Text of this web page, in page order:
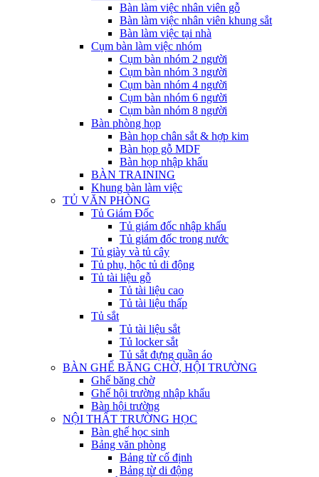
Bàn làm việc nhân viên gỗ
Bàn làm việc nhân viên khung sắt
Bàn làm việc tại nhà
Cụm bàn làm việc nhóm
Cụm bàn nhóm 2 người
Cụm bàn nhóm 3 người
Cụm bàn nhóm 4 người
Cụm bàn nhóm 6 người
Cụm bàn nhóm 8 người
Bàn phòng họp
Bàn họp chân sắt & hợp kim
Bàn họp gỗ MDF
Bàn họp nhập khẩu
BÀN TRAINING
Khung bàn làm việc
TỦ VĂN PHÒNG
Tủ Giám Đốc
Tủ giám đốc nhập khẩu
Tủ giám đốc trong nước
Tủ giày và tủ cây
Tủ phụ, hộc tủ di động
Tủ tài liệu gỗ
Tủ tài liệu cao
Tủ tài liệu thấp
Tủ sắt
Tủ tài liệu sắt
Tủ locker sắt
Tủ sắt đựng quần áo
BÀN GHẾ BĂNG CHỜ, HỘI TRƯỜNG
Ghế băng chờ
Ghế hội trường nhập khẩu
Bàn hội trường
NỘI THẤT TRƯỜNG HỌC
Bàn ghế học sinh
Bảng văn phòng
Bảng từ cố định
Bảng từ di động